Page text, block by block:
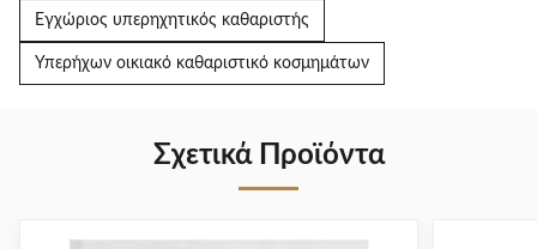
Εγχώριος υπερηχητικός καθαριστής
Υπερήχων οικιακό καθαριστικό κοσμημάτων
Σχετικά Προϊόντα